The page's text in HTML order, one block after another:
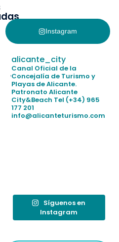
niños
socorrismo
Instagram
alicante_city
Canal Oficial de la
Concejalía de Turismo y
Playas de Alicante.
Patronato Alicante
City&Beach Tel (+34) 965
177 201
info@alicanteturismo.com
Síguenos en
Instagram